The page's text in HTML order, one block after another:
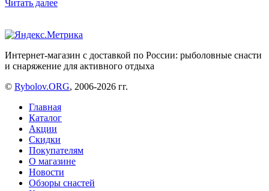
Читать далее
Интернет-магазин с доставкой по России: рыболовные снасти
и снаряжение для активного отдыха
© Rybolov.ORG, 2006-2026 гг.
Главная
Каталог
Акции
Скидки
Покупателям
О магазине
Новости
Обзоры снастей